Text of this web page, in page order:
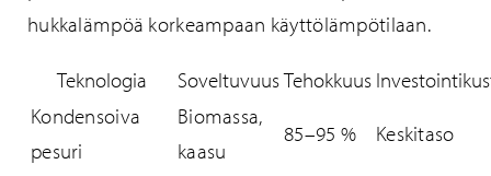
hukkalämpöä korkeampaan käyttölämpötilaan.
Teknologia SoveltuvuusTehokkuus
Kondensoiva
pesuri
Biomassa,
kaasu
85–95 % Keskitaso